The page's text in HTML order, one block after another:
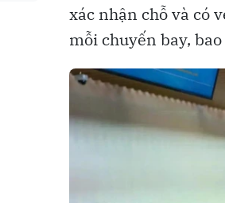
xác nhận chỗ và có
mỗi chuyến bay,